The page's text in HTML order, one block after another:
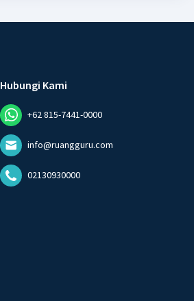
Hubungi Kami
+62 815-7441-0000
info@ruangguru.com
02130930000